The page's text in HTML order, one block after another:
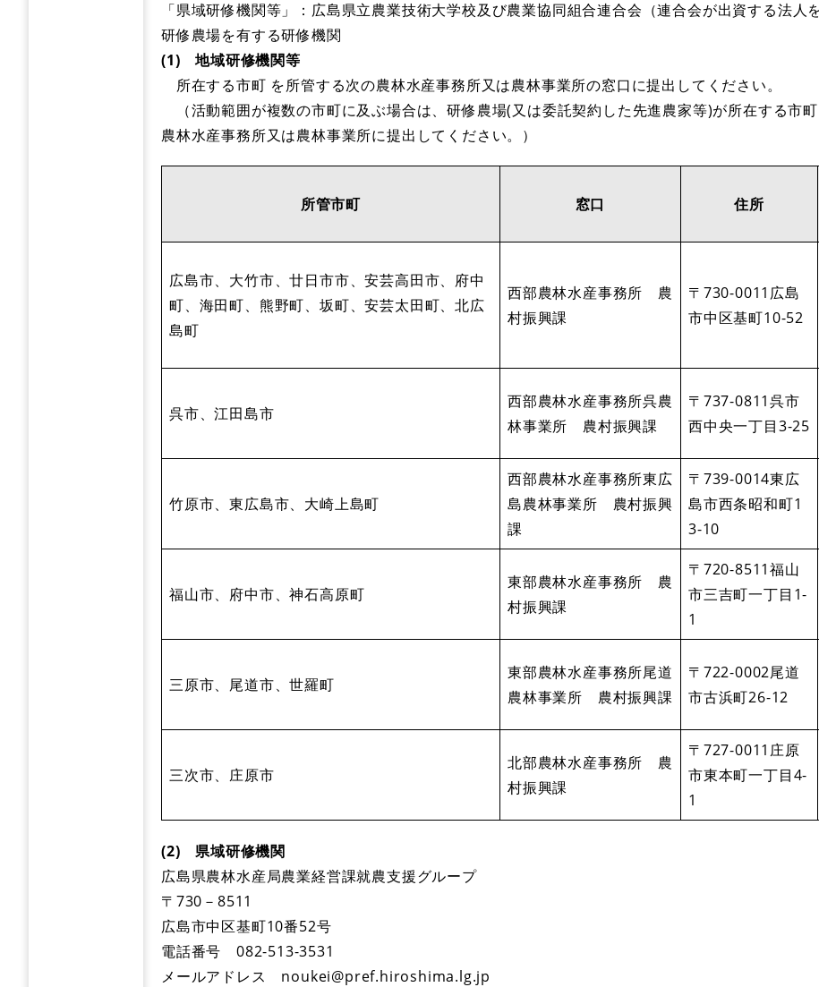
「県域研修機関等」：広島県立農業技術大学校及び農業協同組合連合会（連合会が出資する法人
研修農場を有する研修機関​
(1) 地域研修機関等
所在する市町 を所管する次の農林水産事務所又は農林事業所の窓口に提出してください。
（活動範囲が複数の市町に及ぶ場合は、研修農場(又は委託契約した先進農家等)が所在する市
農林水産事務所又は農林事業所に提出してください。）
所管市町 窓口 住所
広島市、大竹市、廿日市市、安芸高田市、府中
町、海田町、熊野町、坂町、安芸太田町、北広
島町
西部農林水産事務所 農
村振興課
〒730-0011広島
市中区基町10-52
呉市、江田島市
西部農林水産事務所呉農
林事業所 農村振興課
〒737-0811呉市
西中央一丁目3-25
竹原市、東広島市、大崎上島町
西部農林水産事務所東広
島農林事業所 農村振興
課
〒739-0014東広
島市西条昭和町1
3-10
福山市、府中市、神石高原町
東部農林水産事務所 農
村振興課
〒720-8511福山
市三吉町一丁目1-
1
三原市、尾道市、世羅町
東部農林水産事務所尾道
農林事業所 農村振興課
〒722-0002尾道
市古浜町26-12
三次市、庄原市
北部農林水産事務所 農
村振興課
〒727-0011庄原
市東本町一丁目4-
1
(2) 県域研修機関
広島県農林水産局農業経営課就農支援グループ
〒730－8511
広島市中区基町10番52号
電話番号 082-513-3531
メールアドレス noukei@pref.hiroshima.lg.jp